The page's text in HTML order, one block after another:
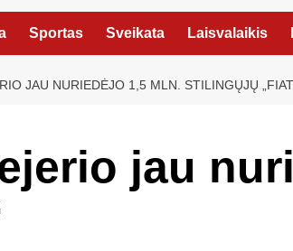
Sportas Sveikata Laisvalaikis
JAU NURIEDĖJO 1,5 MLN. STILINGŲJŲ
jau